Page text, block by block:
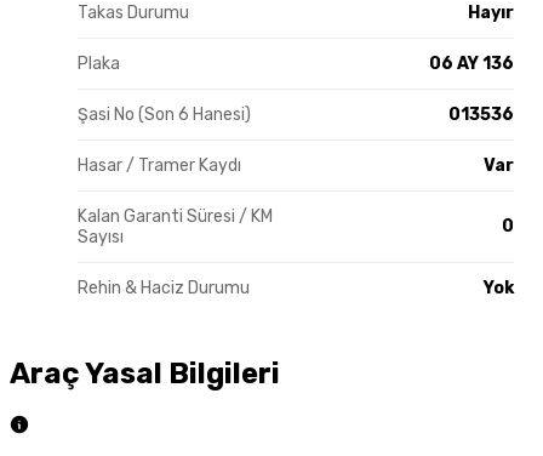
Takas Durumu Hayır
Plaka 06 AY 136
Şasi No (Son 6 Hanesi) 013536
Hasar / Tramer Kaydı Var
Kalan Garanti Süresi / KM
Sayısı
0
Rehin & Haciz Durumu Yok
Araç Yasal Bilgileri